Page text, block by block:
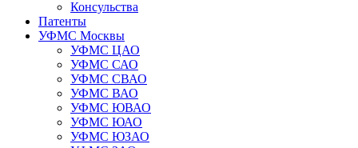
Консульства
Патенты
УФМС Москвы
УФМС ЦАО
УФМС САО
УФМС СВАО
УФМС ВАО
УФМС ЮВАО
УФМС ЮАО
УФМС ЮЗАО